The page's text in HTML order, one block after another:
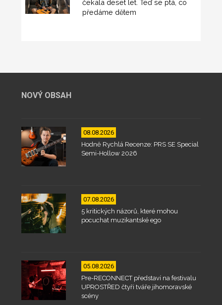
čekala deset let. Teď se ptá, co
předáme dětem
NOVÝ OBSAH
08.08.2026
Hodně Rychlá Recenze: PRS SE Special
Semi-Hollow 2026
07.08.2026
5 kritických názorů, které mohou
pocuchat muzikantské ego
05.08.2026
Pre-RECONNECT představí na festivalu
UPROSTŘED čtyři tváře jihomoravské
scény